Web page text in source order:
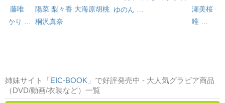
工藤唯
かり …
陽菜 梨々香 大海原胡桃
桐沢真奈
ゆのん
瀬美桜 佐
唯 …
姉妹サイト「EIC-BOOK 」で好評発売中 - 大人気グラビア商品
（DVD/動画/衣装など）一覧